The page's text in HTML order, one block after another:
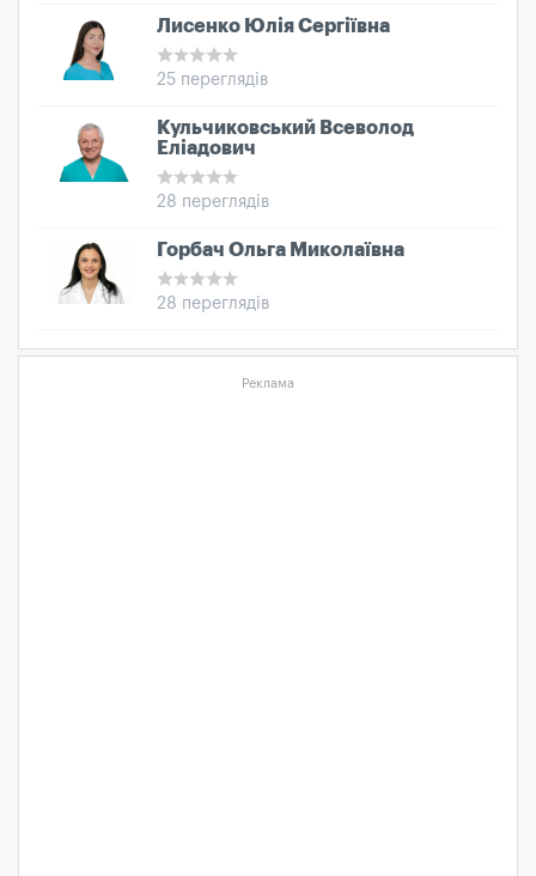
Лисенко Юлія Сергіївна
25 переглядів
Кульчиковський Всеволод
Еліадович
28 переглядів
Горбач Ольга Миколаївна
28 переглядів
Реклама